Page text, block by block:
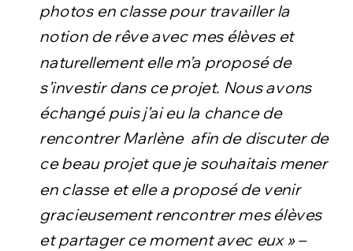
photos en classe pour travailler la
notion de rêve avec mes élèves et
naturellement elle m’a proposé de
s’investir dans ce projet. Nous avons
échangé puis j’ai eu la chance de
rencontrer Marlène afin de discuter de
ce beau projet que je souhaitais mener
en classe et elle a proposé de venir
gracieusement rencontrer mes élèves
et partager ce moment avec eux » –